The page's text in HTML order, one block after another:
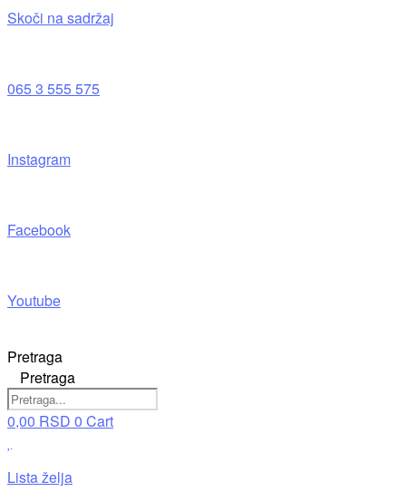
Skoči na sadržaj
065 3 555 575
Instagram
Facebook
Youtube
Pretraga
Pretraga
0,00 RSD 0 Cart
Lista želja